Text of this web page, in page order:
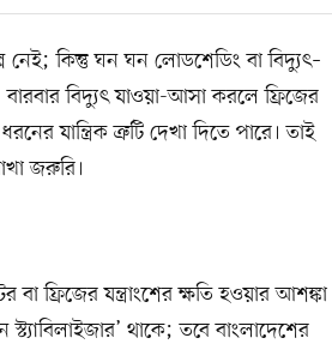
নেই; কিন্তু ঘন ঘন লোডশেডিং বা বিদ্যুৎ–
বিদ্যুৎ যাওয়া-আসা করলে ফ্রিজের
যান্ত্রিক ত্রুটি দেখা দিতে পারে। তাই
জরুরি।
ফ্রিজের যন্ত্রাংশের ক্ষতি হওয়ার আশঙ্কা
থাকে; তবে বাংলাদেশের